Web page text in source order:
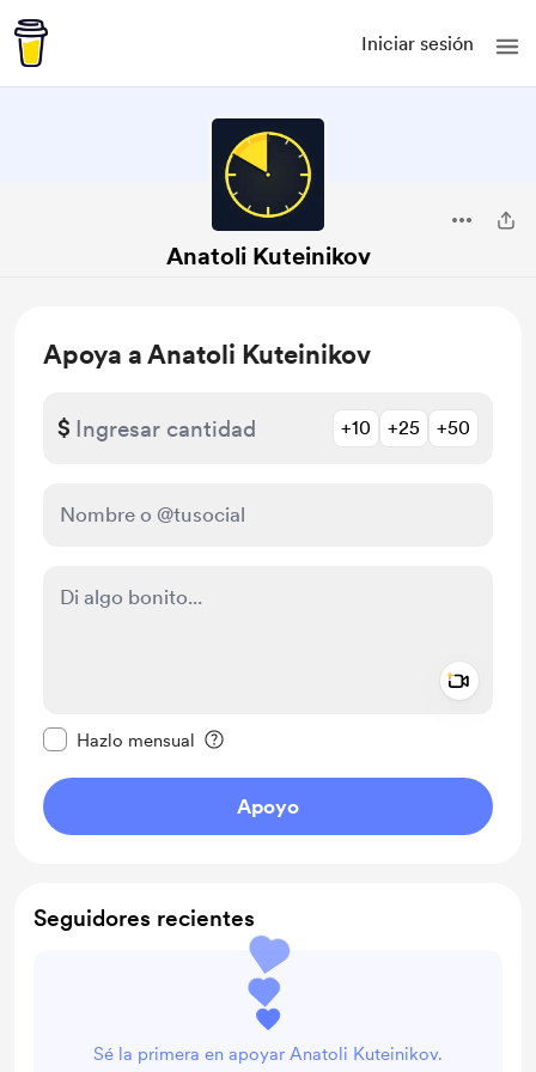
Iniciar sesión
Anatoli Kuteinikov
Apoya a Anatoli Kuteinikov
$ +10 +25 +50
Hazlo mensual
Apoyo
Seguidores recientes
Sé la primera en apoyar Anatoli Kuteinikov.